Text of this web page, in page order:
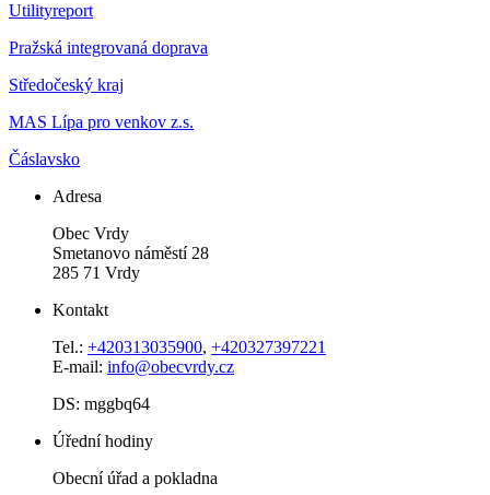
Utilityreport
Pražská integrovaná doprava
Středočeský kraj
MAS Lípa pro venkov z.s.
Čáslavsko
Adresa
Obec Vrdy
Smetanovo náměstí 28
285 71 Vrdy
Kontakt
Tel.: +420313035900, +420327397221
E-mail: info@obecvrdy.cz
DS: mggbq64
Úřední hodiny
Obecní úřad a pokladna